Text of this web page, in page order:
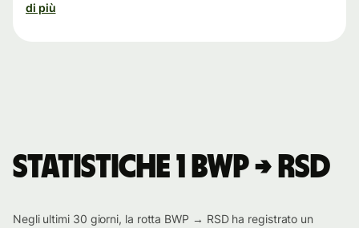
di più
Statistiche 1 BWP → RSD
Negli ultimi 30 giorni, la rotta BWP → RSD ha registrato un